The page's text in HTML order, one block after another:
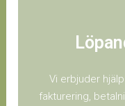
Vi erbjuder
fakturering,